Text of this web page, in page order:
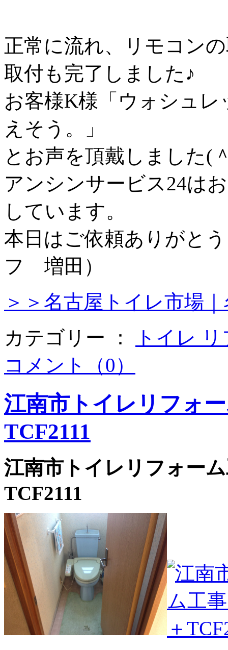
正常に流れ、リモコン
取付も完了しました♪
お客様K様「ウォシュ
えそう。」
とお声を頂戴しました(
アンシンサービス24は
しています。
本日はご依頼ありがと
フ 増田）
＞＞名古屋トイレ市場
カテゴリー ：
トイレ
コメント（0）
江南市トイレリフォ
TCF2111
江南市トイレリフォー
TCF2111